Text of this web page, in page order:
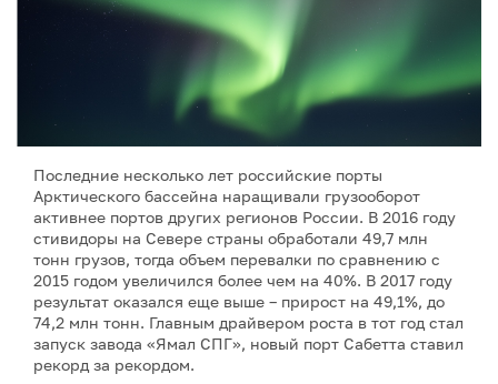
Последние несколько лет российские порты
Арктического бассейна наращивали грузооборот
активнее портов других регионов России. В 2016 году
стивидоры на Севере страны обработали 49,7 млн
тонн грузов, тогда объем перевалки по сравнению с
2015 годом увеличился более чем на 40%. В 2017 году
результат оказался еще выше – прирост на 49,1%, до
74,2 млн тонн. Главным драйвером роста в тот год стал
запуск завода «Ямал СПГ», новый порт Сабетта ставил
рекорд за рекордом.